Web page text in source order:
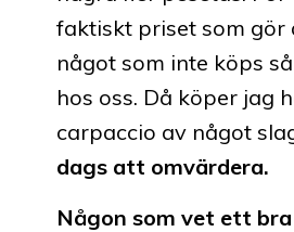
faktiskt priset som gör
något som inte köps
hos oss. Då köper jag
carpaccio av något
dags att omvärdera.
Någon som vet ett